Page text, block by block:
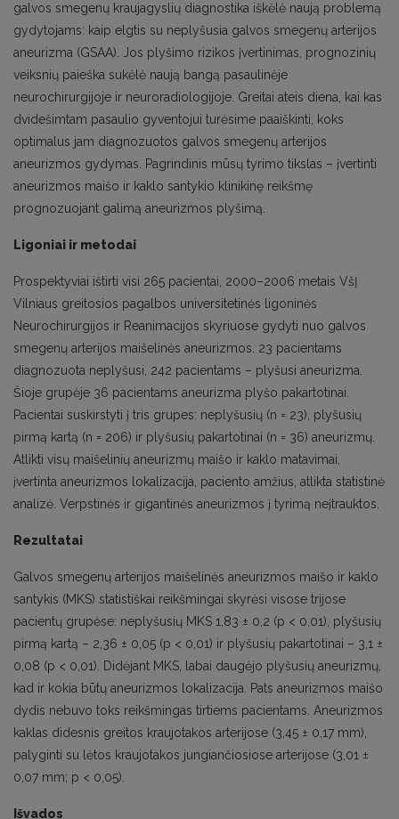
galvos smegenų kraujagyslių diagnostika iškėlė naują problemą
gydytojams: kaip elgtis su neplyšusia galvos smegenų arterijos
aneurizma (GSAA). Jos plyšimo rizikos įvertinimas, prognozinių
veiksnių paieška sukėlė naują bangą pasaulinėje
neurochirurgijoje ir neuroradiologijoje. Greitai ateis diena, kai kas
dvidešimtam pasaulio gyventojui turėsime paaiškinti, koks
optimalus jam diagnozuotos galvos smegenų arterijos
aneurizmos gydymas. Pagrindinis mūsų tyrimo tikslas – įvertinti
aneurizmos maišo ir kaklo santykio klinikinę reikšmę
prognozuojant galimą aneurizmos plyšimą.
Ligoniai ir metodai
Prospektyviai ištirti visi 265 pacientai, 2000–2006 metais VšĮ
Vilniaus greitosios pagalbos universitetinės ligoninės
Neurochirurgijos ir Reanimacijos skyriuose gydyti nuo galvos
smegenų arterijos maišelinės aneurizmos. 23 pacientams
diagnozuota neplyšusi, 242 pacientams – plyšusi aneurizma.
Šioje grupėje 36 pacientams aneurizma plyšo pakartotinai.
Pacientai suskirstyti į tris grupes: neplyšusių (n = 23), plyšusių
pirmą kartą (n = 206) ir plyšusių pakartotinai (n = 36) aneurizmų.
Atlikti visų maišelinių aneurizmų maišo ir kaklo matavimai,
įvertinta aneurizmos lokalizacija, paciento amžius, atlikta statistinė
analizė. Verpstinės ir gigantinės aneurizmos į tyrimą neįtrauktos.
Rezultatai
Galvos smegenų arterijos maišelinės aneurizmos maišo ir kaklo
santykis (MKS) statistiškai reikšmingai skyrėsi visose trijose
pacientų grupėse: neplyšusių MKS 1,83 ± 0,2 (p < 0,01), plyšusių
pirmą kartą – 2,36 ± 0,05 (p < 0,01) ir plyšusių pakartotinai – 3,1 ±
0,08 (p < 0,01). Didėjant MKS, labai daugėjo plyšusių aneurizmų,
kad ir kokia būtų aneurizmos lokalizacija. Pats aneurizmos maišo
dydis nebuvo toks reikšmingas tirtiems pacientams. Aneurizmos
kaklas didesnis greitos kraujotakos arterijose (3,45 ± 0,17 mm),
palyginti su lėtos kraujotakos jungiančiosiose arterijose (3,01 ±
0,07 mm; p < 0,05).
Išvados